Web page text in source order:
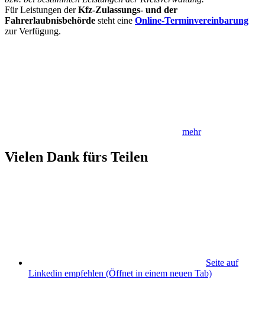
Für Leistungen derKfz-Zulassungs- und der
Fahrerlaubnisbehörde steht eine Online-Terminvereinbarung
zur Verfügung.
mehr
Vielen Dank fürs Teilen
Seite auf
Linkedin empfehlen (Öffnet in einem neuen Tab)